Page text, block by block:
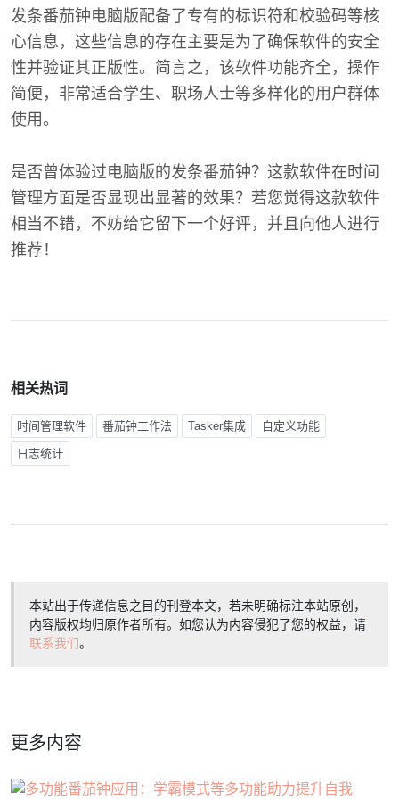
发条番茄钟电脑版配备了专有的标识符和校验码等核
心信息，这些信息的存在主要是为了确保软件的安全
性并验证其正版性。简言之，该软件功能齐全，操作
简便，非常适合学生、职场人士等多样化的用户群体
使用。
是否曾体验过电脑版的发条番茄钟？这款软件在时间
管理方面是否显现出显著的效果？若您觉得这款软件
相当不错，不妨给它留下一个好评，并且向他人进行
推荐！
相关热词
时间管理软件 番茄钟工作法 Tasker集成 自定义功能
日志统计
本站出于传递信息之目的刊登本文，若未明确标注本站原创，
内容版权均归原作者所有。如您认为内容侵犯了您的权益，请
联系我们。
更多内容